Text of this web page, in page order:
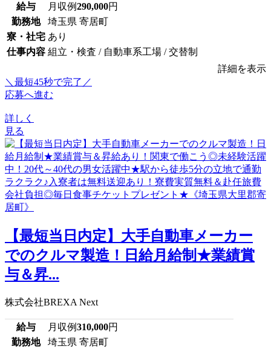
給与 月収例290,000円
勤務地
埼玉県 寄居町
寮・社宅 あり
仕事内容 組立・検査 / 自動車系工場 / 交替制
詳細を表示
＼最短45秒で完了／
応募へ進む
詳しく
見る
【最短当日内定】大手自動車メーカー
でのクルマ製造！日給月給制★業績賞
与＆昇...
株式会社BREXA Next
給与 月収例310,000円
勤務地
埼玉県 寄居町